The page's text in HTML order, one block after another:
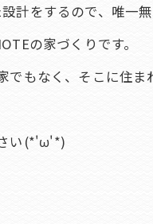
計をするので、唯一無
の家づくりです。
もなく、そこに住ま
い(*'ω'*)